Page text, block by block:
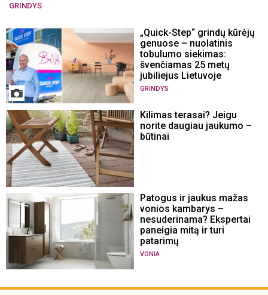
GRINDYS
„Quick-Step“ grindų kūrėjų
genuose – nuolatinis
tobulumo siekimas:
švenčiamas 25 metų
jubiliejus Lietuvoje
GRINDYS
Kilimas terasai? Jeigu
norite daugiau jaukumo –
būtinai
Patogus ir jaukus mažas
vonios kambarys –
nesuderinama? Ekspertai
paneigia mitą ir turi
patarimų
VONIA